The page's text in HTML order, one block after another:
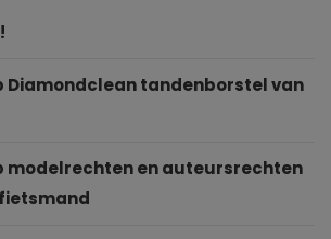
Diamondclean tandenborstel van
modelrechten en auteursrechten